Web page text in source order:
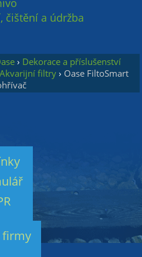
čištění a údržba
› Dekorace a příslušenství
Akvarijní filtry › Oase FiltoSmart
firmy